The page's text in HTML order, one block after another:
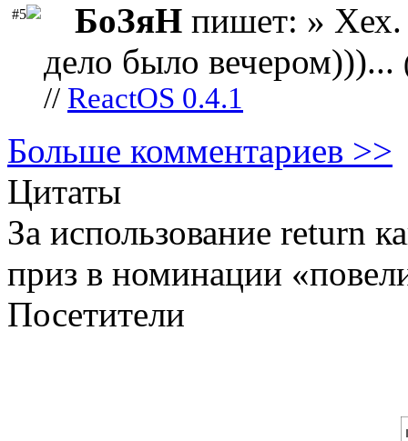
#5 БоЗяН пишет: » Хех.
дело было вечером)))...
// ReactOS 0.4.1
Больше комментариев >>
Цитаты
За использование return
приз в номинации
Посетители